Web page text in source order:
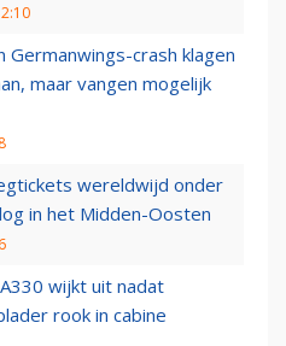
Germanwings-crash klagen
maar vangen mogelijk
wereldwijd onder
in het Midden-Oosten
wijkt uit nadat
rook in cabine